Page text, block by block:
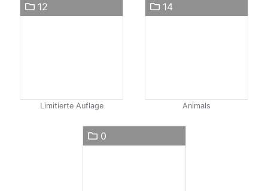
12
Limitierte Auflage
14
Animals
0